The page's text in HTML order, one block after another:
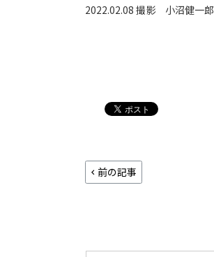
2022.02.08 撮影 小沼健一郎
前の記事